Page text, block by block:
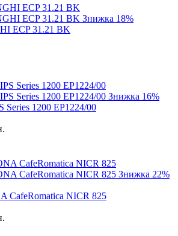
Знижка 18%
ECP 31.21 BK
Знижка 16%
1200 EP1224/00
Знижка 22%
CafeRomatica NICR 825